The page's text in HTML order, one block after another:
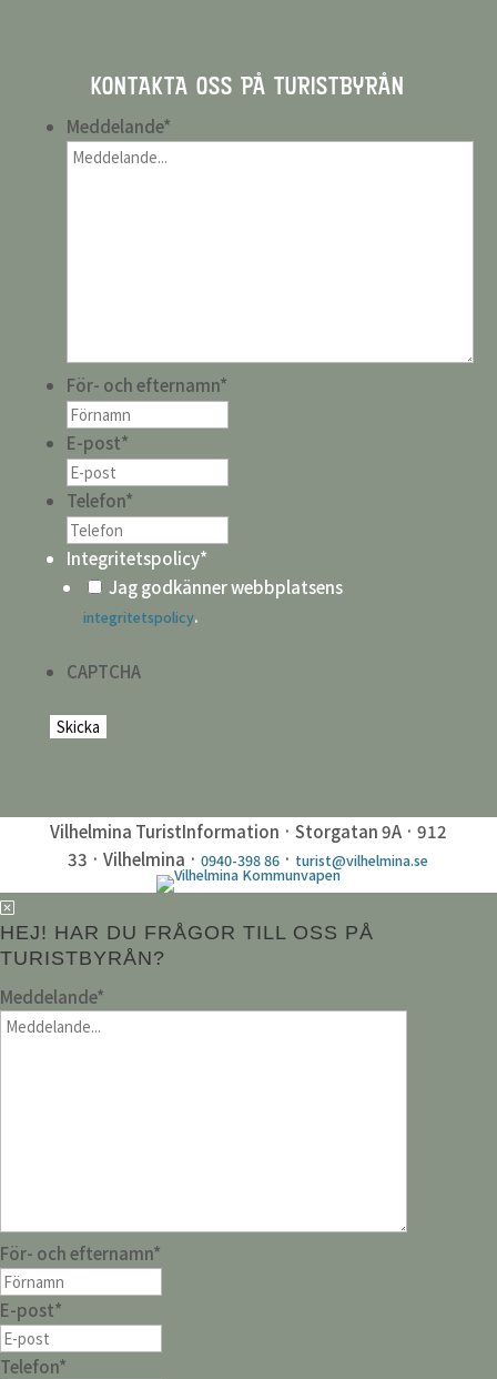
KONTAKTA OSS PÅ TURISTBYRÅN
Meddelande*
För- och efternamn*
E-post*
Telefon*
Integritetspolicy*
Jag godkänner webbplatsens
integritetspolicy.
CAPTCHA
Vilhelmina TuristInformation · Storgatan 9A · 912
33 · Vilhelmina ·0940-398 86 · turist@vilhelmina.se
HEJ! HAR DU FRÅGOR TILL OSS PÅ
TURISTBYRÅN?
Meddelande*
För- och efternamn*
E-post*
Telefon*